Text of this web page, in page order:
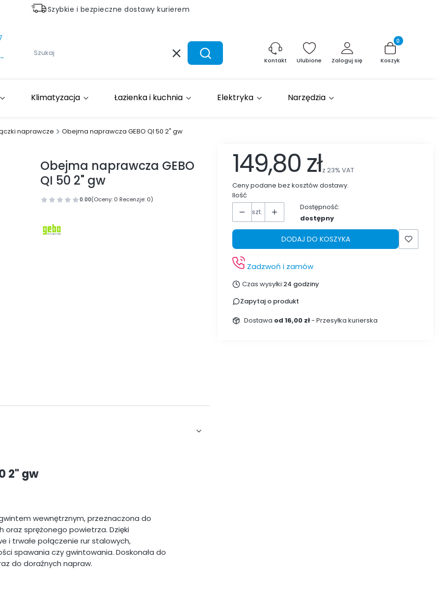
Szybkie i bezpieczne dostawy kurierem
WyczyśćSzukaj Kontakt Ulubione Zaloguj się
Produkty w
Koszyk
Klimatyzacja Łazienka i kuchnia Elektryka Narzędzia
naprawcze Obejma naprawcza GEBO QI 50 2" gw
Obejma naprawcza GEBO
QI 50 2" gw
0.00(Oceny: 0 Recenzje: 0)
2" gw
wewnętrznym, przeznaczona do
oraz sprężonego powietrza. Dzięki
i trwałe połączenie rur stalowych,
spawania czy gwintowania. Doskonała do
do doraźnych napraw.
149,80 złz 23% VAT
Ceny podane bez kosztów dostawy.
Ilość
szt.
Dostępność:
dostępny
DODAJ DO KOSZYKA
Zadzwoń i zamów
Czas wysyłki:24 godziny
Zapytaj o produkt
Dostawa od 16,00 zł- Przesyłka kurierska